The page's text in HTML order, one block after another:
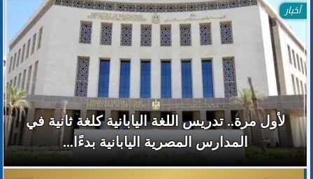
أخبار
لأول مرة.. تدريس اللغة اليابانية كلغة ثانية في
المدارس المصرية اليابانية بدءًا...